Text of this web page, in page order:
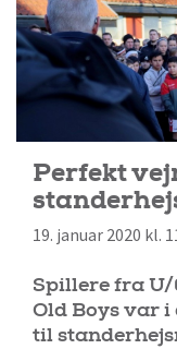
Perfekt
19. januar 2020 kl.
Spillere fra
Old Boys var
til